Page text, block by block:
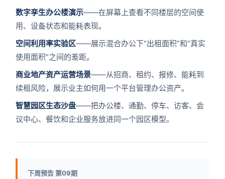
数字孪生办公楼演示——在屏幕上查看不同楼层的空间使
用、设备状态和能耗表现。
空间利用率实验区——展示混合办公下“出租面积”和“真实
使用面积”之间的差距。
商业地产资产运营场景——从招商、租约、报修、能耗到
续租风险，展示业主如何用一个平台管理办公资产。
智慧园区生态沙盘——把办公楼、通勤、停车、访客、会
议中心、餐饮和企业服务放进同一个园区模型。
下周预告 第09期